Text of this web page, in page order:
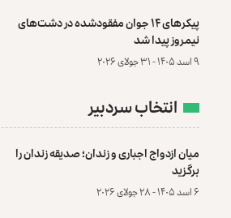
پیکرهای ۱۴ جوان مفقودشده در دشت‌های
نیمروز پیدا شد
۹ اسد ۱۴۰۵ - ۳۱ جولای ۲۰۲۶
انتخاب سردبیر
میان ازدواج اجباری و زندان؛ صدیقه زندان را
برگزید
۶ اسد ۱۴۰۵ - ۲۸ جولای ۲۰۲۶